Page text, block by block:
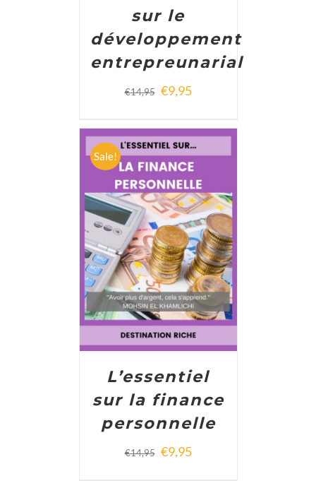
sur le
développement
entrepreunarial
€14,95 €9,95
Sale!
ADD TO CART / DETAILS
L’essentiel
sur la finance
personnelle
€14,95 €9,95